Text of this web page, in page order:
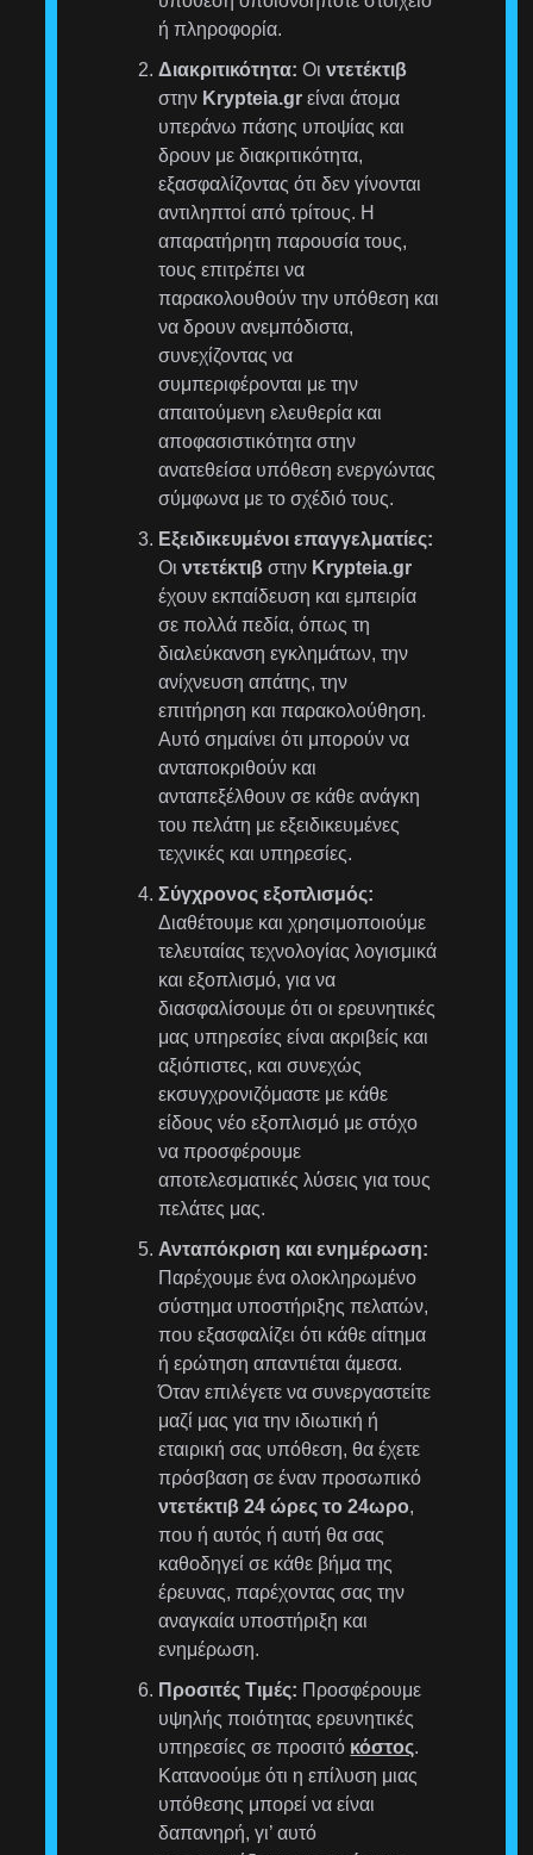
ή πληροφορία.
Διακριτικότητα: Οιντετέκτιβ
στην Krypteia.gr είναι άτομα
υπεράνω πάσης υποψίας και
δρουν με διακριτικότητα,
εξασφαλίζοντας ότι δεν γίνονται
αντιληπτοί από τρίτους. Η
απαρατήρητη παρουσία τους,
τους επιτρέπει να
παρακολουθούν την υπόθεση και
να δρουν ανεμπόδιστα,
συνεχίζοντας να
συμπεριφέρονται με την
απαιτούμενη ελευθερία και
αποφασιστικότητα στην
ανατεθείσα υπόθεση ενεργώντας
σύμφωνα με το σχέδιό τους.
Εξειδικευμένοι επαγγελματίες:
Οιντετέκτιβ στην Krypteia.gr
έχουν εκπαίδευση και εμπειρία
σε πολλά πεδία, όπως τη
διαλεύκανση εγκλημάτων, την
ανίχνευση απάτης, την
επιτήρηση και παρακολούθηση.
Αυτό σημαίνει ότι μπορούν να
ανταποκριθούν και
ανταπεξέλθουν σε κάθε ανάγκη
του πελάτη με εξειδικευμένες
τεχνικές και υπηρεσίες.
Σύγχρονος εξοπλισμός:
Διαθέτουμε και χρησιμοποιούμε
τελευταίας τεχνολογίας λογισμικά
και εξοπλισμό, για να
διασφαλίσουμε ότι οι ερευνητικές
μας υπηρεσίες είναι ακριβείς και
αξιόπιστες, και συνεχώς
εκσυγχρονιζόμαστε με κάθε
είδους νέο εξοπλισμό με στόχο
να προσφέρουμε
αποτελεσματικές λύσεις για τους
πελάτες μας.
Ανταπόκριση και ενημέρωση:
Παρέχουμε ένα ολοκληρωμένο
σύστημα υποστήριξης πελατών,
που εξασφαλίζει ότι κάθε αίτημα
ή ερώτηση απαντιέται άμεσα.
Όταν επιλέγετε να συνεργαστείτε
μαζί μας για την ιδιωτική ή
εταιρική σας υπόθεση, θα έχετε
πρόσβαση σε έναν προσωπικό
ντετέκτιβ 24 ώρες το 24ωρο,
που ή αυτός ή αυτή θα σας
καθοδηγεί σε κάθε βήμα της
έρευνας, παρέχοντας σας την
αναγκαία υποστήριξη και
ενημέρωση.
Προσιτές Τιμές: Προσφέρουμε
υψηλής ποιότητας ερευνητικές
υπηρεσίες σε προσιτό κόστος.
Κατανοούμε ότι η επίλυση μιας
υπόθεσης μπορεί να είναι
δαπανηρή, γι’ αυτό